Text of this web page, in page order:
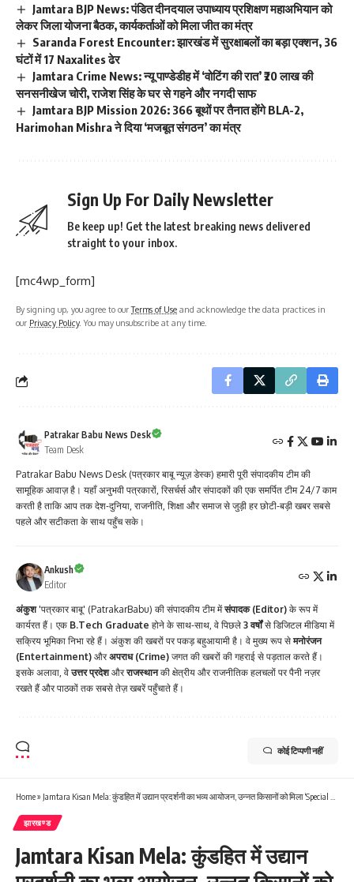
Jamtara BJP News: पंडित दीनदयाल उपाध्याय प्रशिक्षण महाअभियान को
लेकर जिला योजना बैठक, कार्यकर्ताओं को मिला जीत का मंत्र
Saranda Forest Encounter: झारखंड में सुरक्षाबलों का बड़ा एक्शन, 36
घंटों में 17 Naxalites ढेर
Jamtara Crime News: न्यू पाण्डेडीह में ‘वोटिंग की रात’ ₹20 लाख की
सनसनीखेज चोरी, राजेश सिंह के घर से गहने और नगदी साफ
Jamtara BJP Mission 2026: 366 बूथों पर तैनात होंगे BLA-2,
Harimohan Mishra ने दिया ‘मजबूत संगठन’ का मंत्र
Sign Up For Daily Newsletter
Be keep up! Get the latest breaking news delivered
straight to your inbox.
[mc4wp_form]
By signing up, you agree to ourTerms of Use and acknowledge the data practices in
our Privacy Policy. You may unsubscribe at any time.
Patrakar Babu News Desk
Team Desk
Patrakar Babu News Desk (पत्रकार बाबू न्यूज़ डेस्क) हमारी पूरी संपादकीय टीम की
सामूहिक आवाज़ है। यहाँ अनुभवी पत्रकारों, रिसर्चर्स और संपादकों की एक समर्पित टीम 24/7 काम
करती है ताकि आप तक देश-दुनिया, राजनीति, शिक्षा और समाज से जुड़ी हर छोटी-बड़ी खबर सबसे
पहले और सटीकता के साथ पहुँच सके।
Ankush
Editor
अंकुश'पत्रकार बाबू' (PatrakarBabu) की संपादकीय टीम मेंसंपादक (Editor) के रूप में
कार्यरत हैं। एक B.Tech Graduate होने के साथ-साथ, वे पिछले 3 वर्षोंसे डिजिटल मीडिया में
सक्रिय भूमिका निभा रहे हैं। अंकुश की खबरों पर पकड़ बहुआयामी है। वे मुख्य रूप से मनोरंजन
(Entertainment) औरअपराध (Crime) जगत की खबरों की गहराई से पड़ताल करते हैं।
इसके अलावा, वे उत्तर प्रदेशऔरराजस्थानकी क्षेत्रीय और राजनीतिक हलचलों पर पैनी नज़र
रखते हैं और पाठकों तक सबसे तेज़ खबरें पहुँचाते हैं।
कोई टिप्पणी नहीं
Home» Jamtara Kisan Mela: कुंडहित में उद्यान प्रदर्शनी का भव्य आयोजन, उन्नत किसानों को मिला ‘Special Honor’
झारखण्ड
Jamtara Kisan Mela: कुंडहित में उद्यान